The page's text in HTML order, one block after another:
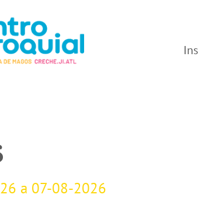
a 07-08-2026